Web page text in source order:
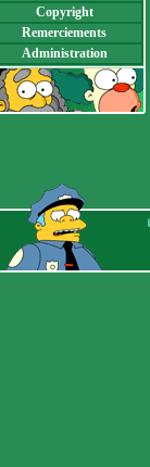
Copyright
Remerciements
Administration